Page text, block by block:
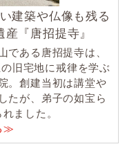
建築や仏像も残る
『唐招提寺』
ある唐招提寺は、
旧宅地に戒律を学ぶ
。創建当初は講堂や
たが、弟子の如宝ら
ました。
≫